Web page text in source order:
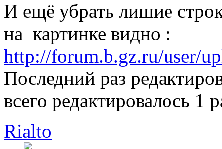
И ещё убрать лишие
на картинке видно :
http://forum.b.gz.ru/user/
Последний раз
всего редактировалось 1
Rialto